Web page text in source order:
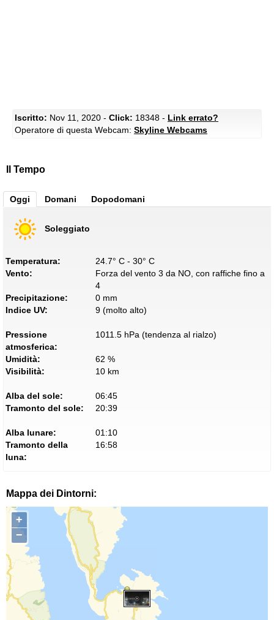
Iscritto: Nov 11, 2020 - Click: 18348 - Link errato?
Operatore di questa Webcam: Skyline Webcams
Il Tempo
Oggi Domani Dopodomani
Soleggiato
Temperatura:
24.7° C - 30° C
Vento:
Forza del vento 3 da NO, con raffiche fino a
4
Precipitazione:
0 mm
Indice UV:
9 (molto alto)
Pressione
atmosferica:
1011.5 hPa (tendenza al rialzo)
Umidità:
62 %
Visibilità:
10 km
Alba del sole:
06:45
Tramonto del sole:
20:39
Alba lunare:
01:10
Tramonto della
luna:
16:58
Mappa dei Dintorni:
+
−